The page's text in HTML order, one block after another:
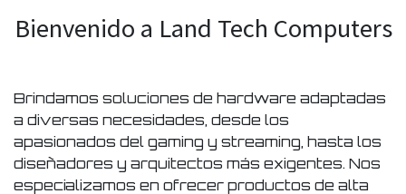
Bienvenido a Land Tech Computers
Brindamos soluciones de hardware adaptadas
a diversas necesidades, desde los
apasionados del gaming y streaming, hasta los
diseñadores y arquitectos más exigentes. Nos
especializamos en ofrecer productos de alta